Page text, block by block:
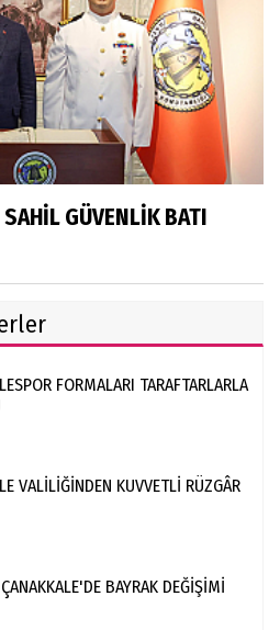
GÜVENLİK BATI
FORMALARI TARAFTARLARLA
VALİLİĞİNDEN KUVVETLİ RÜZGÂR
BAYRAK DEĞİŞİMİ